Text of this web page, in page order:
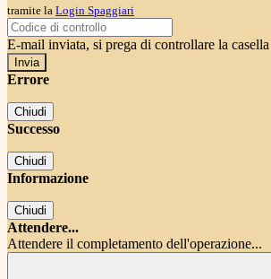
tramite la Login Spaggiari
E-mail inviata, si prega di controllare la
Errore
Chiudi
Successo
Chiudi
Informazione
Chiudi
Attendere...
Attendere il completamento dell'operazione...